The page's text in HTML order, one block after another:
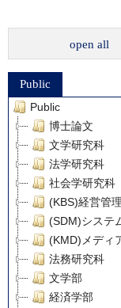
open all
Public
Public
博士論文
文学研究科
法学研究科
社会学研究科
(KBS)経営管
(SDM)システ
(KMD)メディ
法務研究科
文学部
経済学部